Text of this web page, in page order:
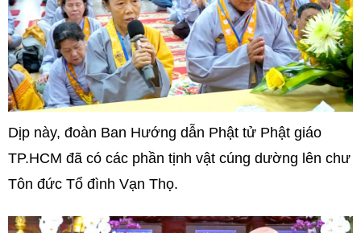
Dịp này, đoàn Ban Hướng dẫn Phật tử Phật giáo
TP.HCM đã có các phần tịnh vật cúng dường lên chư
Tôn đức Tổ đình Vạn Thọ.